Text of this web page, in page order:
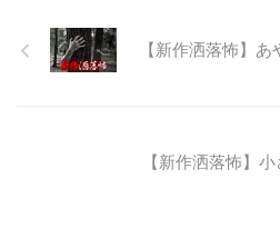
継続が不可能となってしまったら
しい。 そこに残ったのは無責任
【新作洒落怖】
【新作洒落怖】